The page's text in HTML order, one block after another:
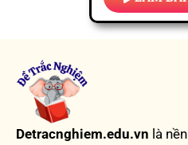
Detracnghiem.edu.vn là